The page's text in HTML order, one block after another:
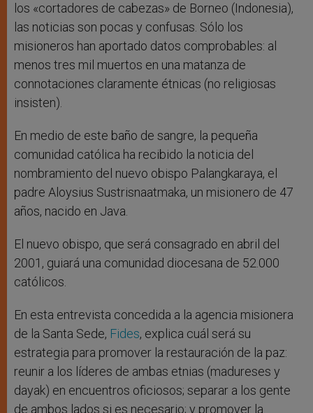
los «cortadores de cabezas» de Borneo (Indonesia),
las noticias son pocas y confusas. Sólo los
misioneros han aportado datos comprobables: al
menos tres mil muertos en una matanza de
connotaciones claramente étnicas (no religiosas
insisten).
En medio de este baño de sangre, la pequeña
comunidad católica ha recibido la noticia del
nombramiento del nuevo obispo Palangkaraya, el
padre Aloysius Sustrisnaatmaka, un misionero de 47
años, nacido en Java.
El nuevo obispo, que será consagrado en abril del
2001, guiará una comunidad diocesana de 52.000
católicos.
En esta entrevista concedida a la agencia misionera
de la Santa Sede, Fides, explica cuál será su
estrategia para promover la restauración de la paz:
reunir a los líderes de ambas etnias (madureses y
dayak) en encuentros oficiosos; separar a los gente
de ambos lados si es necesario; y promover la